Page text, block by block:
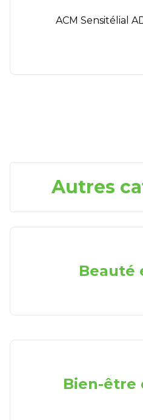
ACM Sensitélial
Autres
Beauté
Bien-être